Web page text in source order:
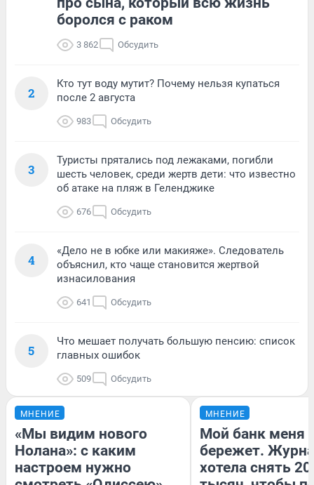
боролся с раком
3 862 Обсудить
2
Кто тут воду мутит? Почему нельзя купаться
после 2 августа
983 Обсудить
3
Туристы прятались под лежаками, погибли
шесть человек, среди жертв дети: что известно
об атаке на пляж в Геленджике
676 Обсудить
4
«Дело не в юбке или макияже». Следователь
объяснил, кто чаще становится жертвой
изнасилования
641 Обсудить
5
Что мешает получать большую пенсию: список
главных ошибок
509 Обсудить
МНЕНИЕ
«Мы видим нового
Нолана»: с каким
настроем нужно
МНЕНИЕ
Мой банк меня
бережет.
хотела снять